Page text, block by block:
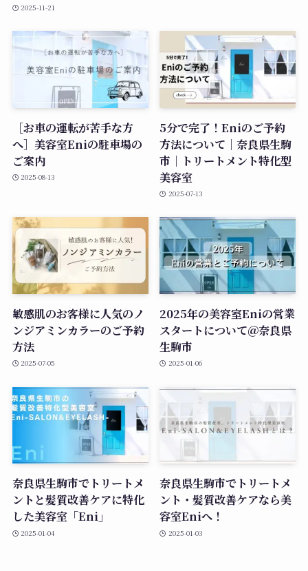
2025-11-21
［お車の運転が苦手な方
へ］美容室Eniの駐車場の
ご案内
2025-08-13
5分で完了！Eniのご予約
方法について｜奈良県生駒
市｜トリートメント特化型
美容室
2025-07-13
敏感肌のお客様に人気のノ
ンジアミンカラーのご予約
方法
2025-07-05
2025年の美容室Eniの営業
スタートについて＠奈良県
生駒市
2025-01-06
奈良県生駒市でトリートメ
ントと髪質改善ケアに特化
した美容室「Eni」
2025-01-04
奈良県生駒市でトリートメ
ント・髪質改善ケアなら美
容室Eniへ！
2025-01-03